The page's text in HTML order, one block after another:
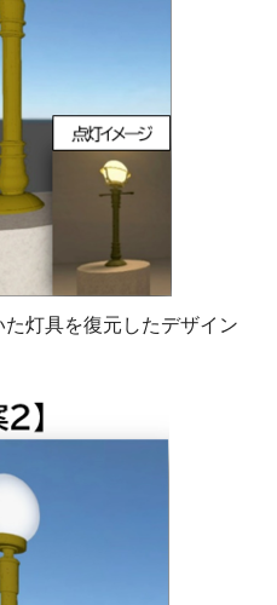
灯具を復元したデザイン